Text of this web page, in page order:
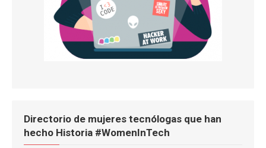
Directorio de mujeres tecnólogas que han
hecho Historia #WomenInTech